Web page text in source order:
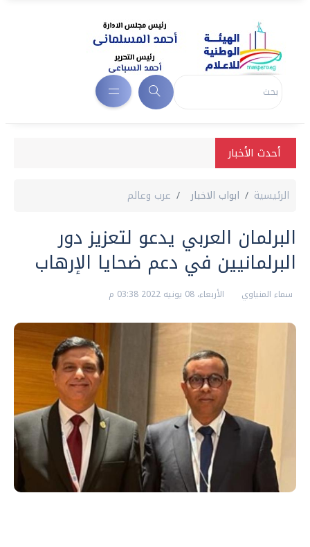
أحدث الأخبار
الرئيسية ابواب الاخبار عرب وعالم
البرلمان العربي يدعو لتعزيز دور
البرلمانيين في دعم ضحايا الإرهاب
سماء المنياوي الأربعاء، 08 يونيه 2022 03:38 م